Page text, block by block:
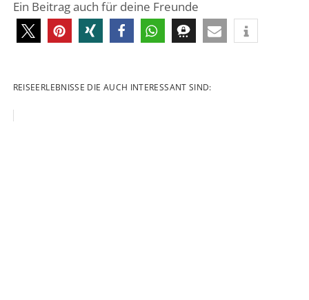
Ein Beitrag auch für deine Freunde
REISEERLEBNISSE DIE AUCH INTERESSANT SIND: